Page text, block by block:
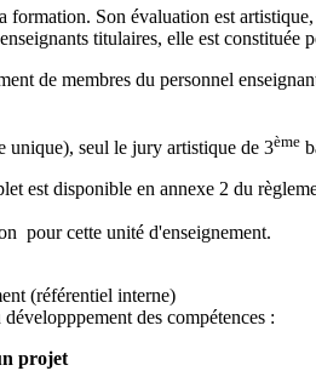
Son évaluation est
titulaires, elle est
de membres du personnel
unique), seul le jury artistique de 3ème
est disponible en annexe 2 du
pour cette unité d'enseignement.
(référentiel interne)
des compétences :
projet